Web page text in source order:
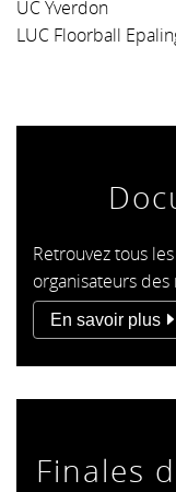
UC Yverdon
LUC Floorball
Retrouvez tous
organisateurs
En savoir plus
Finales